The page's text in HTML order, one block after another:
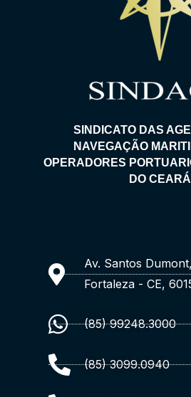
SINDICATO DAS
NAVEGAÇÃO
OPERADORES
DO CEARÁ
Av. Santos
Fortaleza - CE,
(85) 99248.3000
(85) 3099.0940